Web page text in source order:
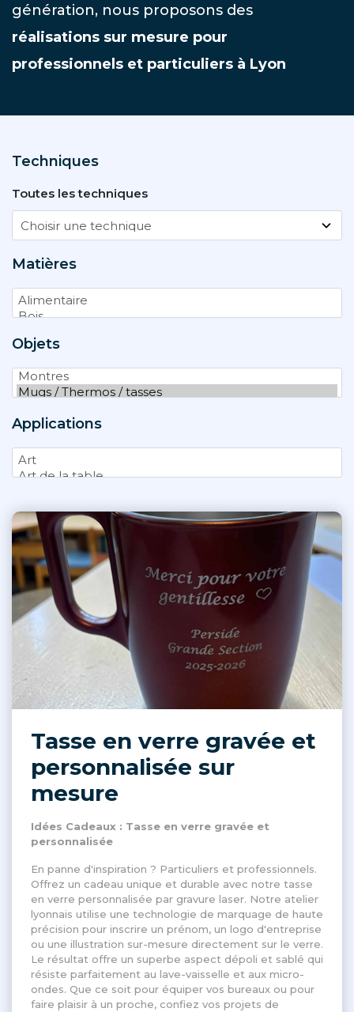
génération, nous proposons des
réalisations sur mesure pour
professionnels et particuliers à Lyon
Techniques
Toutes les techniques
Matières
Objets
Applications
Tasse en verre gravée et
personnalisée sur
mesure
Idées Cadeaux : Tasse en verre gravée et
personnalisée
En panne d'inspiration ? Particuliers et professionnels.
Offrez un cadeau unique et durable avec notre tasse
en verre personnalisée par gravure laser. Notre atelier
lyonnais utilise une technologie de marquage de haute
précision pour inscrire un prénom, un logo d'entreprise
ou une illustration sur-mesure directement sur le verre.
Le résultat offre un superbe aspect dépoli et sablé qui
résiste parfaitement au lave-vaisselle et aux micro-
ondes. Que ce soit pour équiper vos bureaux ou pour
faire plaisir à un proche, confiez vos projets de